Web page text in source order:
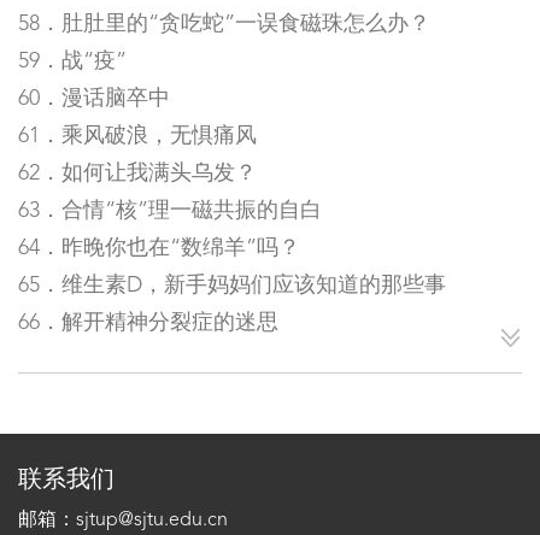
58．肚肚里的“贪吃蛇”一误食磁珠怎么办？
59．战“疫”
60．漫话脑卒中
61．乘风破浪，无惧痛风
62．如何让我满头乌发？
63．合情“核”理一磁共振的自白
64．昨晚你也在“数绵羊”吗？
65．维生素D，新手妈妈们应该知道的那些事
66．解开精神分裂症的迷思
联系我们
邮箱：sjtup@sjtu.edu.cn